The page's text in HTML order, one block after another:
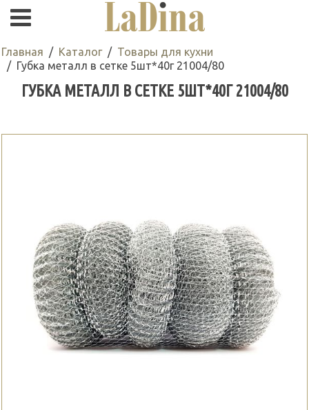
Главная Каталог
Товары для кухни
Губка металл в сетке 5шт*40г 21004/80
ГУБКА МЕТАЛЛ В СЕТКЕ 5ШТ*40Г 21004/80